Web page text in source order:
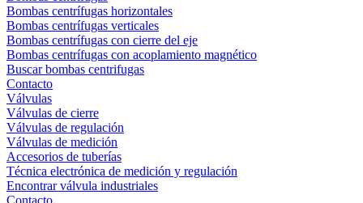
Bombas centrífugas horizontales
Bombas centrífugas verticales
Bombas centrífugas con cierre del eje
Bombas centrífugas con acoplamiento magnético
Buscar bombas centrifugas
Contacto
Válvulas
Válvulas de cierre
Válvulas de regulación
Válvulas de medición
Accesorios de tuberías
Técnica electrónica de medición y regulación
Encontrar válvula industriales